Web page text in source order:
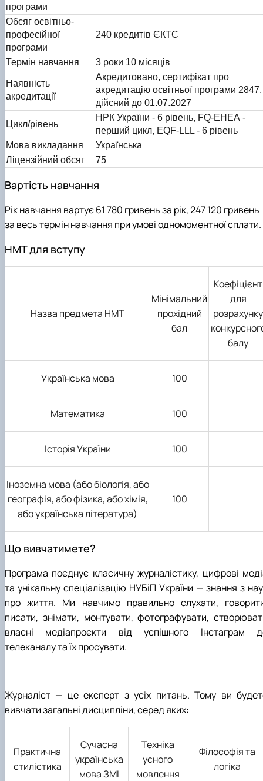
програми
Обсяг освітньо-
професійної
програми
240 кредитів ЄКТС
Термін навчання 3 роки 10 місяців
Наявність
акредитації
Акредитовано, сертифікат про
акредитацію освітньої програми 2847,
дійсний до 01.07.2027
Цикл/рівень
НРК України - 6 рівень, FQ-ЕНЕА -
перший цикл, EQF-LLL - 6 рівень
Мова викладання
Українська
Ліцензійний обсяг
75
Вартість навчання
Рік навчання вартує 61 780 гривень за рік, 247 120 гривень
за весь термін навчання при умові одномоментної сплати.
НМТ для вступу
Назва предмета НМТ
Мінімальний
прохідний
бал
Коефіцієнт
для
розрахунку
балу
Українська мова 100
Математика 100
Історія України 100
Іноземна мова (або біологія, або
географія, або фізика, або хімія,
або українська література)
100
Що вивчатимете?
Програма поєднує класичну журналістику, цифрові
та унікальну спеціалізацію НУБіП України — знання з
про життя. Ми навчимо правильно слухати,
писати, знімати, монтувати, фотографувати,
власні медіапроєкти від успішного Інстаграм
телеканалу та їх просувати.
Журналіст — це експерт з усіх питань. Тому ви
вивчати загальні дисципліни, серед яких:
Практична
стилістика
Сучасна
українська
мова ЗМІ
Техніка
усного
мовлення
Філософія та
логіка